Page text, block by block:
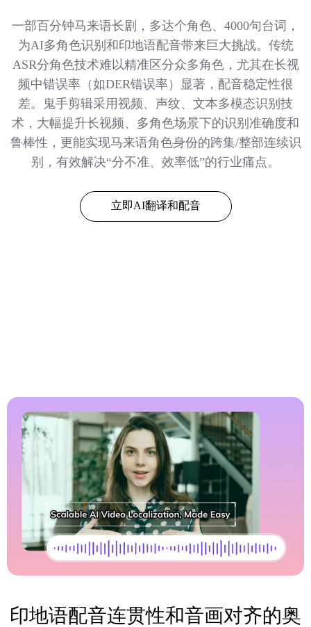
一部百分钟马来语长剧，多达个角色、4000句台词，
为AI多角色识别和印地语配音带来巨大挑战。传统
ASR分角色技术难以精准区分众多角色，尤其在长视
频中错误率（如DER错误率）显著，配音稳定性很
差。鬼手剪辑采用视频、声纹、文本多模态识别技
术，大幅提升长视频、多角色场景下的识别准确度和
鲁棒性，更能实现马来语角色身份的跨集/整部连续识
别，有效解决“分不准、效率低”的行业痛点。
立即AI翻译和配音
印地语配音连贯性和音画对齐的奥